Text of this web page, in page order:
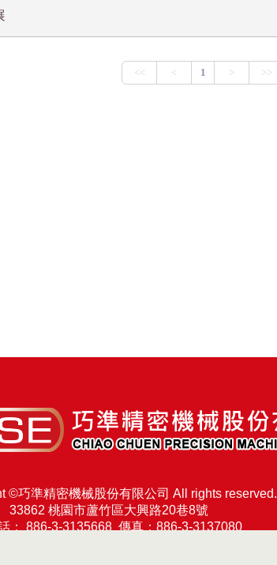
©巧準精密機械股份有限公司 All rights reserved.
33862 桃園市蘆竹區大興路20巷8號
： 886-3-3135668 傳真：886-3-3137080